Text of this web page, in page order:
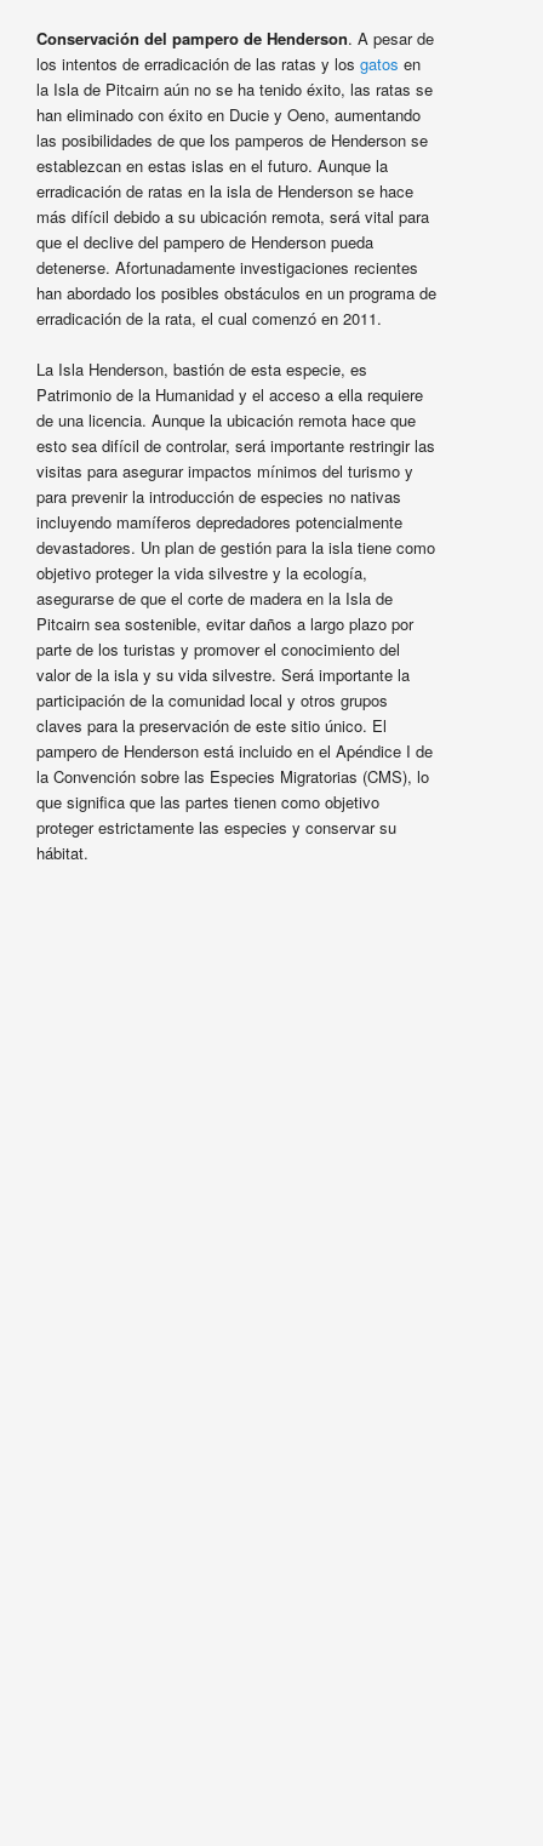
Conservación del pampero de Henderson. A pesar de
los intentos de erradicación de las ratas y los gatos en
la Isla de Pitcairn aún no se ha tenido éxito, las ratas se
han eliminado con éxito en Ducie y Oeno, aumentando
las posibilidades de que los pamperos de Henderson se
establezcan en estas islas en el futuro. Aunque la
erradicación de ratas en la isla de Henderson se hace
más difícil debido a su ubicación remota, será vital para
que el declive del pampero de Henderson pueda
detenerse. Afortunadamente investigaciones recientes
han abordado los posibles obstáculos en un programa de
erradicación de la rata, el cual comenzó en 2011.
La Isla Henderson, bastión de esta especie, es
Patrimonio de la Humanidad y el acceso a ella requiere
de una licencia. Aunque la ubicación remota hace que
esto sea difícil de controlar, será importante restringir las
visitas para asegurar impactos mínimos del turismo y
para prevenir la introducción de especies no nativas
incluyendo mamíferos depredadores potencialmente
devastadores. Un plan de gestión para la isla tiene como
objetivo proteger la vida silvestre y la ecología,
asegurarse de que el corte de madera en la Isla de
Pitcairn sea sostenible, evitar daños a largo plazo por
parte de los turistas y promover el conocimiento del
valor de la isla y su vida silvestre. Será importante la
participación de la comunidad local y otros grupos
claves para la preservación de este sitio único. El
pampero de Henderson está incluido en el Apéndice I de
la Convención sobre las Especies Migratorias (CMS), lo
que significa que las partes tienen como objetivo
proteger estrictamente las especies y conservar su
hábitat.